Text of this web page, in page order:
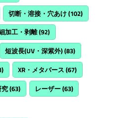
切断・溶接・穴あけ(102)
加工・剥離(92)
短波長(UV・深紫外)(83)
XR・メタバース (67)
(63) レーザー(63)